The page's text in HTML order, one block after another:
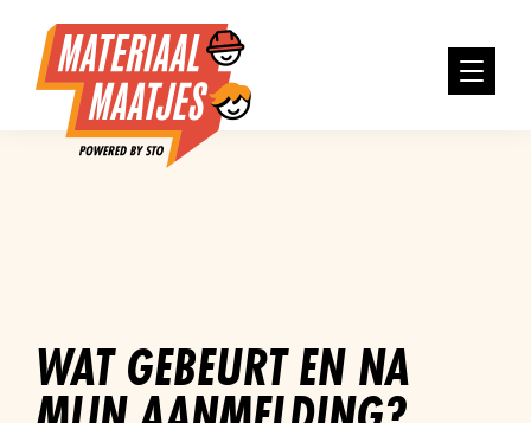
WAT GEBEURT EN NA